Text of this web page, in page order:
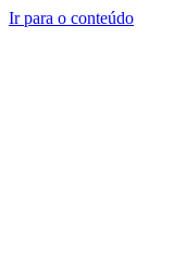
Ir para o conteúdo